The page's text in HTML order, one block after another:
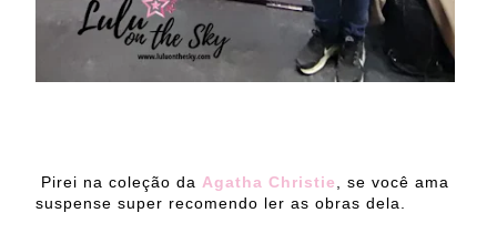
Pirei na coleção da Agatha Christie
, se você ama
suspense super recomendo ler as obras dela.